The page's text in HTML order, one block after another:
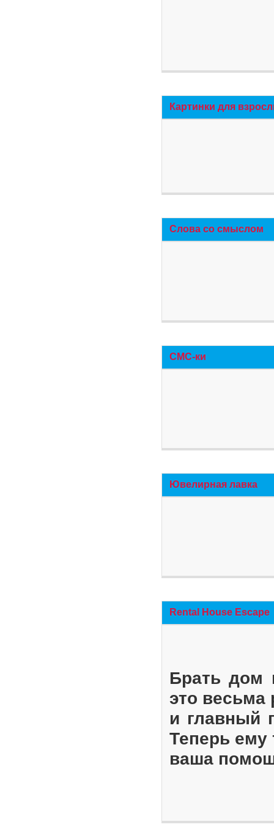
Картинки для
Слова со смыслом
СМС-ки
Ювелирная лавка
Rental House Escape
Брать дом
это весьма
и главный
Теперь ему
ваша